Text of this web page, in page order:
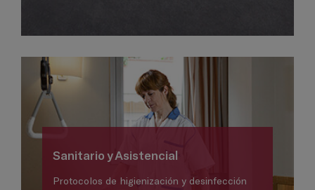
Sanitario y Asistencial
Protocolos de higienización y desinfección